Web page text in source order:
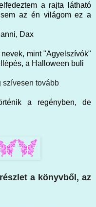
a rajta látható
az én világom ez a
Dax
mint "Agyelszívók"
a Halloween buli
szívesen tovább
a regényben, de
a könyvből, az